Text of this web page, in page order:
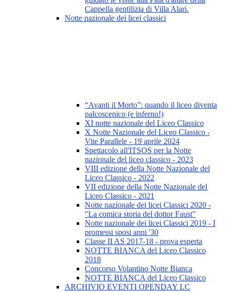
Cappella gentilizia di Villa Alari.
Notte nazionale dei licei classici
“Avanti il Morto”: quando il liceo diventa
palcoscenico (e inferno!)
XI notte nazionale del Liceo Classico
X Notte Nazionale del Liceo Classico -
Vite Parallele - 19 aprile 2024
Spettacolo all'ITSOS per la Notte
nazionale del liceo classico - 2023
VIII edizione della Notte Nazionale del
Liceo Classico - 2022
VII edizione della Notte Nazionale del
Liceo Classico - 2021
Notte nazionale dei licei Classici 2020 -
"La comica storia del dottor Faust"
Notte nazionale dei licei Classici 2019 - I
promessi sposi anni '30
Classe II AS 2017-18 - prova esperta
NOTTE BIANCA del Liceo Classico
2018
Concorso Volantino Notte Bianca
NOTTE BIANCA del Liceo Classico
ARCHIVIO EVENTI OPENDAY LC